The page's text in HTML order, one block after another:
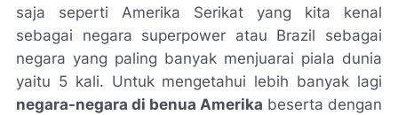
saja seperti Amerika Serikat yang kita kenal
sebagai negara superpower atau Brazil sebagai
negara yang paling banyak menjuarai piala dunia
yaitu 5 kali. Untuk mengetahui lebih banyak lagi
negara-negara di benua Amerika beserta dengan